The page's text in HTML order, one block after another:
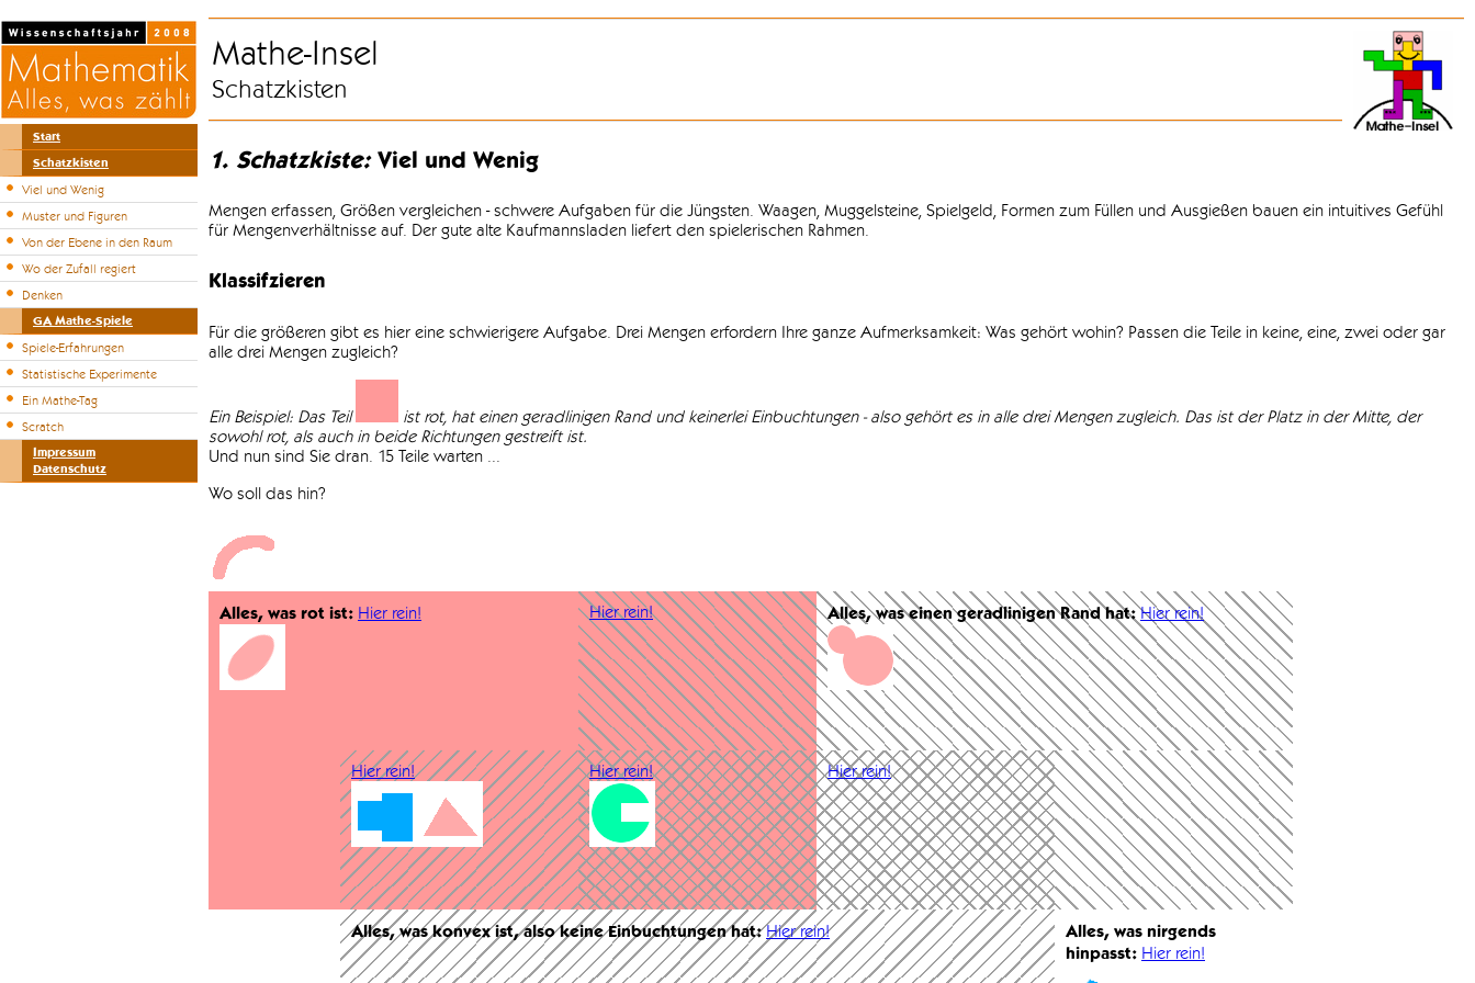
Start
Schatzkisten
Viel und Wenig
Muster und Figuren
Von der Ebene in den Raum
Wo der Zufall regiert
Denken
GA Mathe-Spiele
Spiele-Erfahrungen
Statistische Experimente
Ein Mathe-Tag
Scratch
Impressum
Datenschutz
Mathe-Insel
Schatzkisten
1. Schatzkiste:Viel und Wenig
Mengen erfassen, Größen vergleichen - schwere Aufgaben für die Jüngsten. Waagen, Muggelsteine, Spielgeld, Formen zum Füllen und Ausgießen bauen ein intuitives Gefühl
für Mengenverhältnisse auf. Der gute alte Kaufmannsladen liefert den spielerischen Rahmen.
Klassifzieren
Für die größeren gibt es hier eine schwierigere Aufgabe. Drei Mengen erfordern Ihre ganze Aufmerksamkeit: Was gehört wohin? Passen die Teile in keine, eine, zwei oder gar
alle drei Mengen zugleich?
Ein Beispiel: Das Teil
ist rot, hat einen geradlinigen Rand und keinerlei Einbuchtungen - also gehört es in alle drei Mengen zugleich. Das ist der Platz in der Mitte, der
sowohl rot, als auch in beide Richtungen gestreift ist.
Und nun sind Sie dran. 15 Teile warten ...
Wo soll das hin?
Alles, was rot ist: Hier rein! Hier rein! Alles, was einen geradlinigen Rand hat:Hier rein!
Hier rein! Hier rein! Hier rein!
Alles, was konvex ist, also keine Einbuchtungen hat:Hier rein!
Alles, was nirgends
hinpasst: Hier rein!